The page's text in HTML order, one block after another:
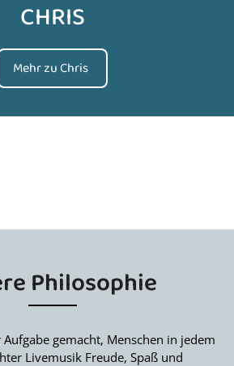
CHRIS
Mehr zu Chris
Philosophie
gemacht, Menschen in jedem
Livemusik Freude, Spaß und